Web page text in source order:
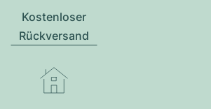
Kostenloser
Rückversand